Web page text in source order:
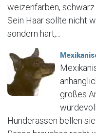
weizenfarben,
Sein Haar sollte nicht
sondern hart,...
großes
Hunderassen bellen